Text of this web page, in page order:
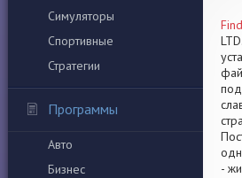
Симуляторы
Спортивные
Стратегии
Программы
Авто
Бизнес
-